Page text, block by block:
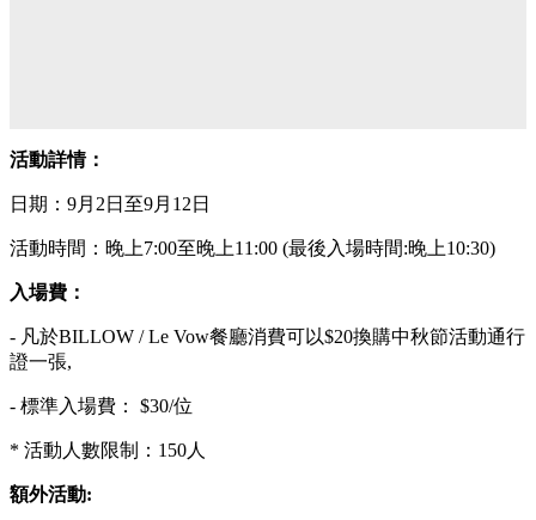
活動詳情：
日期：9月2日至9月12日
活動時間：晚上7:00至晚上11:00 (最後入場時間:晚上10:30)
入場費：
- 凡於BILLOW / Le Vow餐廳消費可以$20換購中秋節活動通行
證一張,
- 標準入場費： $30/位
* 活動人數限制：150人
額外活動: